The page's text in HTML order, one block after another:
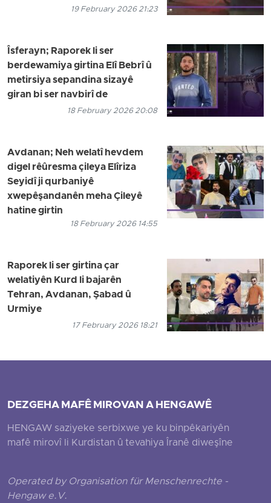
19 February 2026 21:23
Îsferayn; Raporek li ser
berdewamiya girtina Elî Bebrî û
metirsiya sepandina sizayê
giran bi ser navbirî de
18 February 2026 20:08
Avdanan; Neh welatî hevdem
digel rêûresma çileya Elîriza
Seyidî ji qurbaniyê
xwepêşandanên meha Çileyê
hatine girtin
18 February 2026 14:55
Raporek li ser girtina çar
welatiyên Kurd li bajarên
Tehran, Avdanan, Şabad û
Urmiye
17 February 2026 18:21
DEZGEHA MAFÊ MIROVAN A HENGAWÊ
HENGAW saziyeke serbixwe ye ku binpêkariyên
mafê mirovî li Kurdistan û tevahiya Îranê diweşîne
Operated by Organisation für Menschenrechte -
Hengaw e.V.